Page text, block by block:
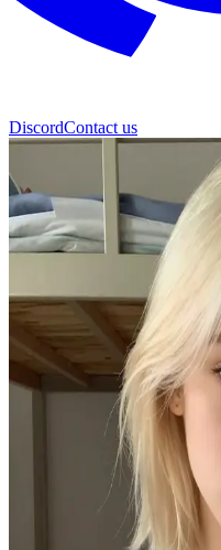
DiscordContact us